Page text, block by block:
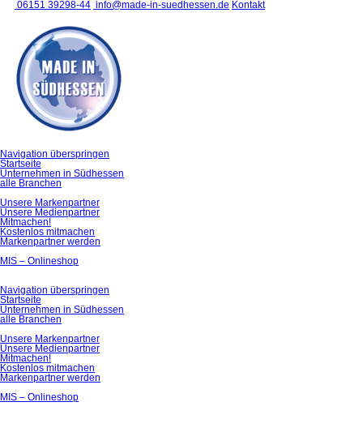
06151 39298-44 info@made-in-suedhessen.de Kontakt
Navigation überspringen
Startseite
Unternehmen in Südhessen
alle Branchen
Unsere Markenpartner
Unsere Medienpartner
Mitmachen!
Kostenlos mitmachen
Markenpartner werden
MIS – Onlineshop
Navigation überspringen
Startseite
Unternehmen in Südhessen
alle Branchen
Unsere Markenpartner
Unsere Medienpartner
Mitmachen!
Kostenlos mitmachen
Markenpartner werden
MIS – Onlineshop